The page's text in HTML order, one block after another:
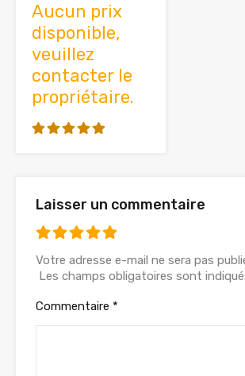
Aucun prix
disponible,
veuillez
contacter le
propriétaire.
Laisser un commentaire
Votre adresse e-mail ne sera pas
Les champs obligatoires sont
Commentaire *